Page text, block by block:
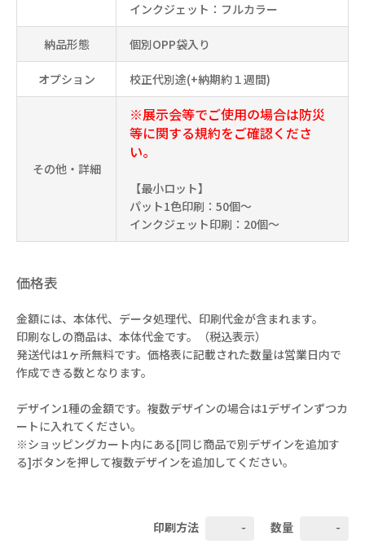
インクジェット：フルカラー
納品形態 個別OPP袋入り
オプション 校正代別途(+納期約１週間)
その他・詳細
※展示会等でご使用の場合は防災
等に関する規約をご確認くださ
い。
【最小ロット】
パット1色印刷：50個～
インクジェット印刷：20個～
価格表
金額には、本体代、データ処理代、印刷代金が含まれます。
印刷なしの商品は、本体代金です。（税込表示）
発送代は1ヶ所無料です。価格表に記載された数量は営業日内で
作成できる数となります。
デザイン1種の金額です。複数デザインの場合は1デザインずつカ
ートに入れてください。
※ショッピングカート内にある[同じ商品で別デザインを追加す
る]ボタンを押して複数デザインを追加してください。
印刷方法 数量